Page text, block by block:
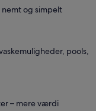
og simpelt
pools,
– mere værdi